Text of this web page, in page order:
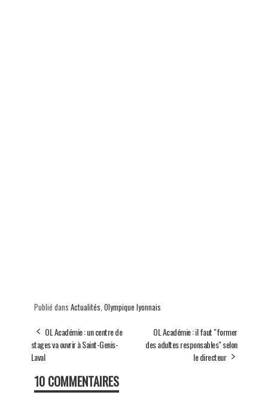
Publié dans Actualités Olympique lyonnais
OL Académie : un centre de
stages va ouvrir à Saint-Genis-
Laval
OL Académie : il faut "former
des adultes responsables" selon
le directeur
10 COMMENTAIRES